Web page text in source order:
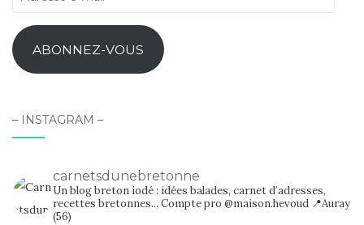
mail
ABONNEZ-VOUS
– INSTAGRAM –
carnetsdunebretonne
Un blog breton iodé : idées balades, carnet d’adresses,
recettes bretonnes... Compte pro @maison.hevoud 📍Auray
(56)